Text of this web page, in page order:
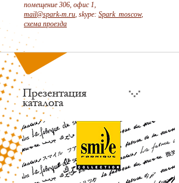
помещение 306, офис 1,
mail@spark-m.ru, skype: Spark_moscow,
схема проезда